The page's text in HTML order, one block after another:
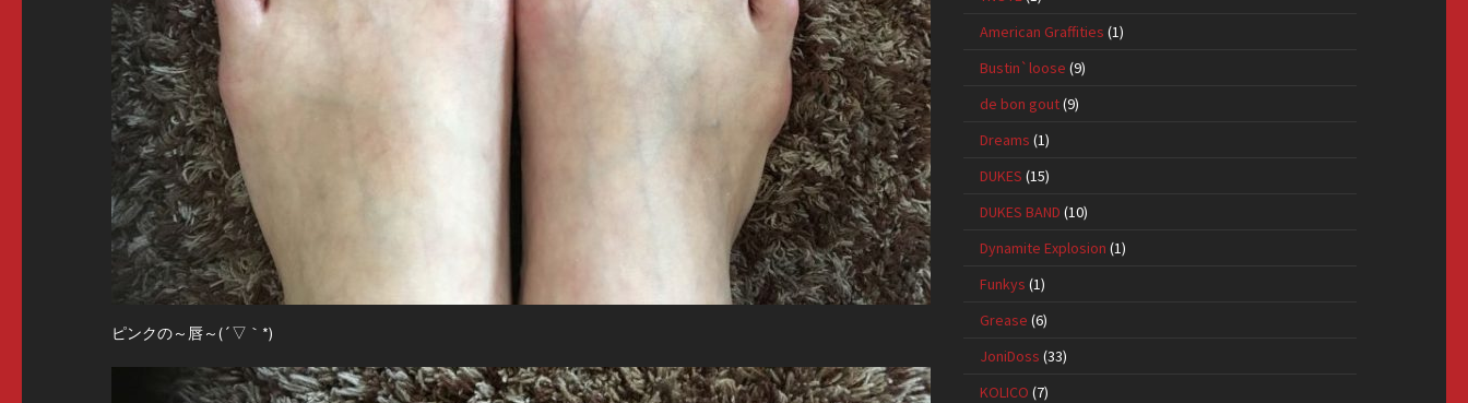
ピンクの～唇～(´▽｀*)
American Graffities (1)
Bustin`loose (9)
de bon gout(9)
Dreams (1)
DUKES (15)
DUKES BAND (10)
Dynamite Explosion (1)
Funkys (1)
Grease (6)
JoniDoss (33)
KOLICO (7)